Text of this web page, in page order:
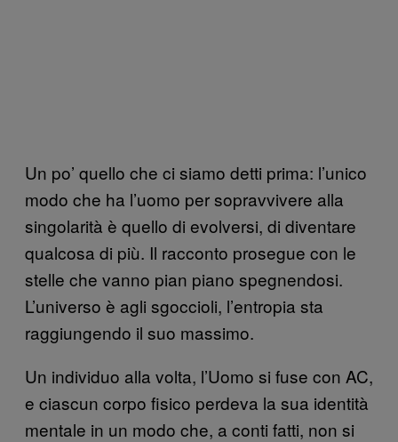
Un po’ quello che ci siamo detti prima: l’unico
modo che ha l’uomo per sopravvivere alla
singolarità è quello di evolversi, di diventare
qualcosa di più. Il racconto prosegue con le
stelle che vanno pian piano spegnendosi.
L’universo è agli sgoccioli, l’entropia sta
raggiungendo il suo massimo.
Un individuo alla volta, l’Uomo si fuse con AC,
e ciascun corpo fisico perdeva la sua identità
mentale in un modo che, a conti fatti, non si